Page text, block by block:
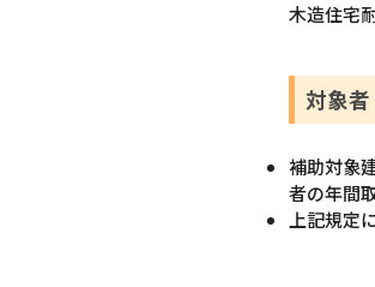
木造住宅
対象者
補助対象
者の年間
上記規定